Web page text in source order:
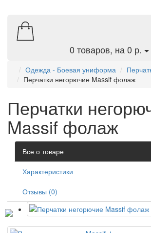
0 товаров, на 0 р.
Одежда - Боевая униформа
Перчатки негорючие Massif фолаж
Перчатки
Massif фолаж
Все о товаре
Характеристики
Отзывы (0)